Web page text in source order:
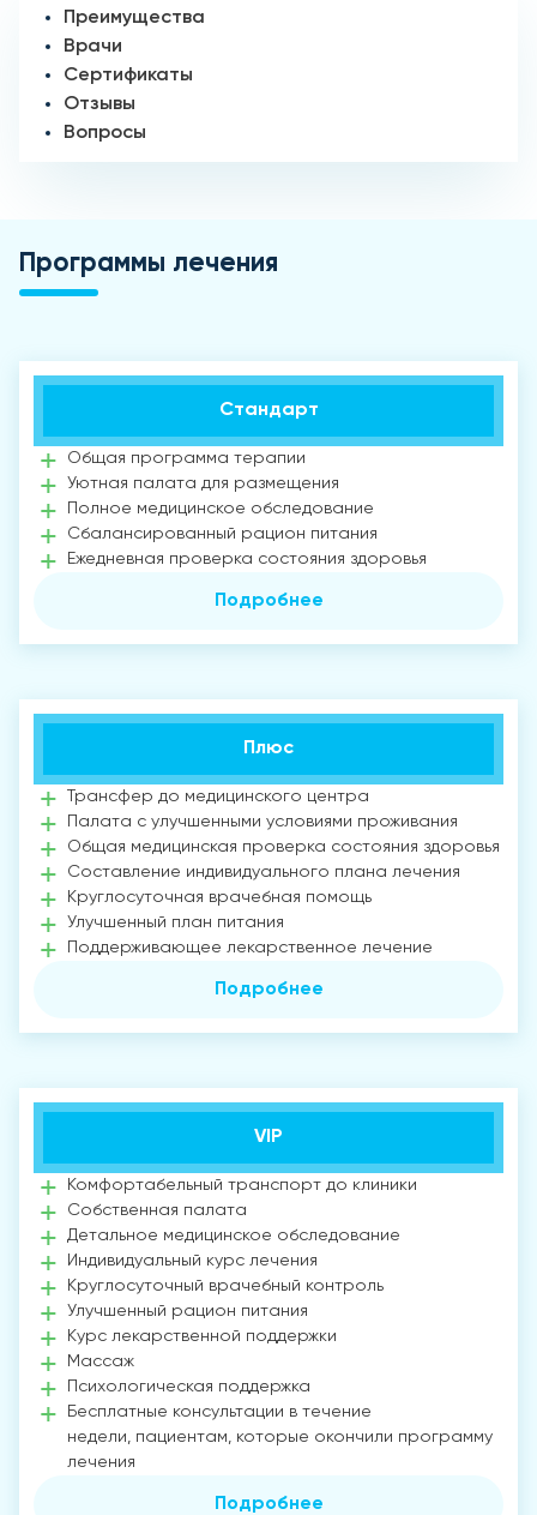
Преимущества
Врачи
Сертификаты
Отзывы
Вопросы
Программы лечения
Стандарт
Общая программа терапии
Уютная палата для размещения
Полное медицинское обследование
Сбалансированный рацион питания
Ежедневная проверка состояния здоровья
Подробнее
Плюс
Трансфер до медицинского центра
Палата с улучшенными условиями проживания
Общая медицинская проверка состояния здоровья
Составление индивидуального плана лечения
Круглосуточная врачебная помощь
Улучшенный план питания
Поддерживающее лекарственное лечение
Подробнее
VIP
Комфортабельный транспорт до клиники
Собственная палата
Детальное медицинское обследование
Индивидуальный курс лечения
Круглосуточный врачебный контроль
Улучшенный рацион питания
Курс лекарственной поддержки
Массаж
Психологическая поддержка
Бесплатные консультации в течение
недели, пациентам, которые окончили программу
лечения
Подробнее